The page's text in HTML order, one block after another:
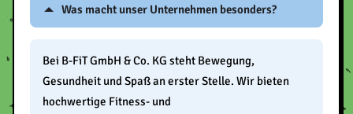
Was macht unser Unternehmen besonders?
Bei B-FiT GmbH & Co. KG steht Bewegung,
Gesundheit und Spaß an erster Stelle. Wir bieten
hochwertige Fitness- und